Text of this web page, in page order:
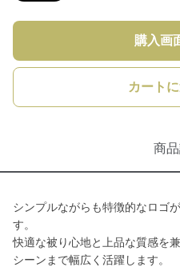
購入画
カート
商
シンプルながらも特徴的なロゴ
す。
快適な被り心地と上品な質感を
シーンまで幅広く活躍します。